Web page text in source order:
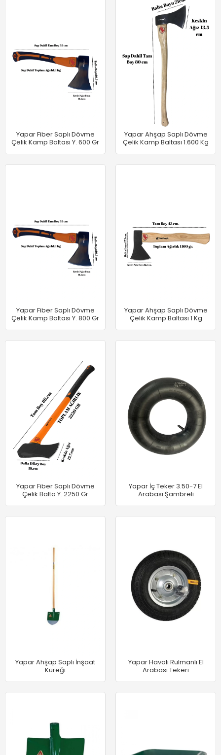
Yapar Fiber Saplı Dövme
Çelik Kamp Baltası Y. 600 Gr
Yapar Ahşap Saplı Dövme
Çelik Kamp Baltası 1.600 Kg
Yapar Fiber Saplı Dövme
Çelik Kamp Baltası Y. 800 Gr
Yapar Ahşap Saplı Dövme
Çelik Kamp Baltası 1 Kg
Yapar Fiber Saplı Dövme
Çelik Balta Y. 2250 Gr
Yapar İç Teker 3.50-7 El
Arabası Şambreli
Yapar Ahşap Saplı İnşaat
Küreği
Yapar Havalı Rulmanlı El
Arabası Tekeri